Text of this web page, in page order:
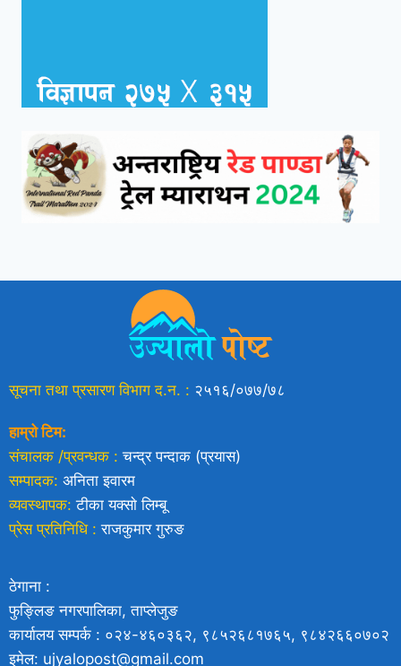
सूचना तथा प्रसारण विभाग द.न. : २५१६/०७७/७८
हाम्रो टिम:
संचालक /प्रवन्धक : चन्द्र पन्दाक (प्रयास)
सम्पादक: अनिता इवारम
व्यवस्थापक: टीका यक्साे लिम्बू
प्रेस प्रतिनिधि : राजकुमार गुरुङ
ठेगाना :
फुङ्लिङ नगरपालिका, ताप्लेजुङ
कार्यालय सम्पर्क : ०२४-४६०३६२, ९८५२६८१७६५, ९८४२६६०७०२
इमेल: ujyalopost@gmail.com